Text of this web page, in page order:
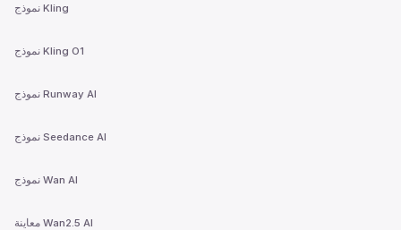
نموذج Kling
نموذج Kling O1
نموذج Runway AI
نموذج Seedance AI
نموذج Wan AI
معاينة Wan2.5 AI